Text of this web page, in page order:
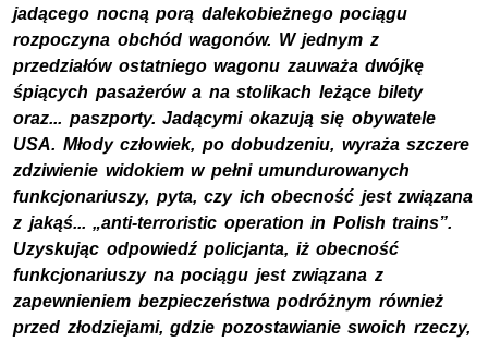
jadącego nocną porą dalekobieżnego pociągu
rozpoczyna obchód wagonów. W jednym z
przedziałów ostatniego wagonu zauważa dwójkę
śpiących pasażerów a na stolikach leżące bilety
oraz... paszporty. Jadącymi okazują się obywatele
USA. Młody człowiek, po dobudzeniu, wyraża szczere
zdziwienie widokiem w pełni umundurowanych
funkcjonariuszy, pyta, czy ich obecność jest związana
z jakąś... „anti-terroristic operation in Polish trains”.
Uzyskując odpowiedź policjanta, iż obecność
funkcjonariuszy na pociągu jest związana z
zapewnieniem bezpieczeństwa podróżnym również
przed złodziejami, gdzie pozostawianie swoich rzeczy,